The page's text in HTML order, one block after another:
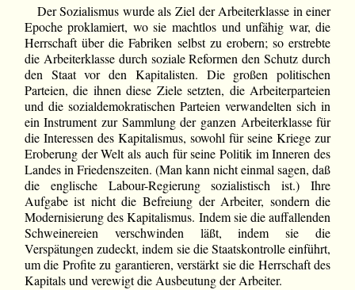
Der Sozialismus wurde als Ziel der Arbeiterklasse in einer
Epoche proklamiert, wo sie machtlos und unfähig war, die
Herrschaft über die Fabriken selbst zu erobern; so erstrebte
die Arbeiterklasse durch soziale Reformen den Schutz durch
den Staat vor den Kapitalisten. Die großen politischen
Parteien, die ihnen diese Ziele setzten, die Arbeiterparteien
und die sozialdemokratischen Parteien verwandelten sich in
ein Instrument zur Sammlung der ganzen Arbeiterklasse für
die Interessen des Kapitalismus, sowohl für seine Kriege zur
Eroberung der Welt als auch für seine Politik im Inneren des
Landes in Friedenszeiten. (Man kann nicht einmal sagen, daß
die englische Labour-Regierung sozialistisch ist.) Ihre
Aufgabe ist nicht die Befreiung der Arbeiter, sondern die
Modernisierung des Kapitalismus. Indem sie die auffallenden
Schweinereien verschwinden läßt, indem sie die
Verspätungen zudeckt, indem sie die Staatskontrolle einführt,
um die Profite zu garantieren, verstärkt sie die Herrschaft des
Kapitals und verewigt die Ausbeutung der Arbeiter.